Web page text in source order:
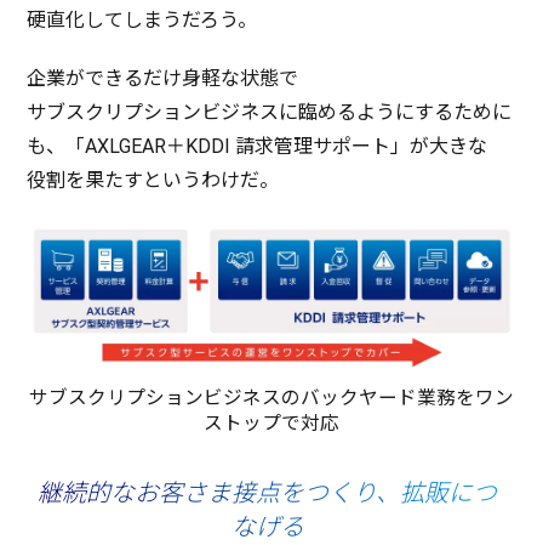
硬直化 してしまうだろう。
企業ができるだけ身軽な状態で
サブスクリプションビジネスに臨めるようにするために
も、「AXLGEAR＋KDDI 請求管理サポート」が大きな
役割 を果たすというわけだ。
サブスクリプションビジネスのバックヤード業務をワン
ストップで対応
継続的なお客さま接点をつくり、拡販につ
なげる